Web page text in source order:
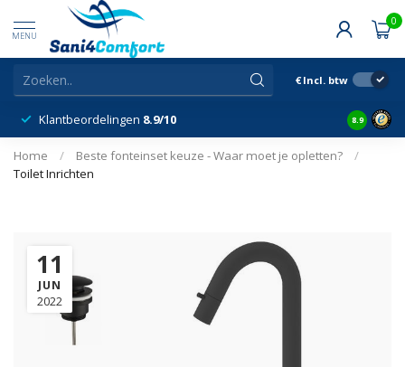
MENU
0
€ Incl. btw
Klantbeordelingen 8.9/10 8.9
Home / Beste fonteinset keuze - Waar moet je opletten?
/
Toilet Inrichten
11
JUN
2022